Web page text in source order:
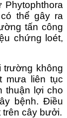
Phytophthora
thể gây ra
tấn công
chứng loét,
trường không
mưa liên tục
thuận lợi cho
bệnh. Điều
trên cây bưởi.